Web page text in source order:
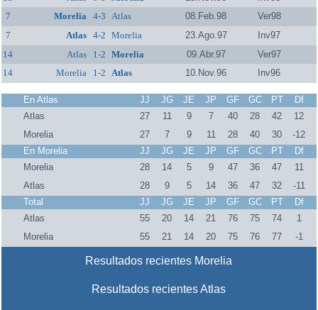
7
Morelia 4-3 Atlas 08.Feb.98
Ver98
7
Atlas 4-2 Morelia 23.Ago.97
Inv97
14
Atlas 1-2 Morelia 09.Abr.97
Ver97
14
Morelia 1-2 Atlas 10.Nov.96 Inv96
En Atlas JJ JG JE JP GF GC PT
Df
Atlas
27 11 9 7 40 28 42
12
Morelia
27 7 9 11 28 40 30
-12
En Morelia
JJ JG JE JP GF GC PT
Df
Morelia
28 14 5 9 47 36 47
11
Atlas
28 9 5 14 36 47 32
-11
Total
JJ JG JE JP GF GC PT
Df
Atlas
55 20 14 21 76 75 74
1
Morelia
55 21 14 20 75 76 77 -1
Resultados recientes Morelia
Resultados recientes Atlas